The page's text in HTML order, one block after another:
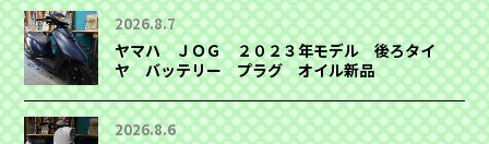
2026.8.7
ヤマハ ＪＯＧ ２０２３年モデル 後ろタイ
ヤ バッテリー プラグ オイル新品
2026.8.6